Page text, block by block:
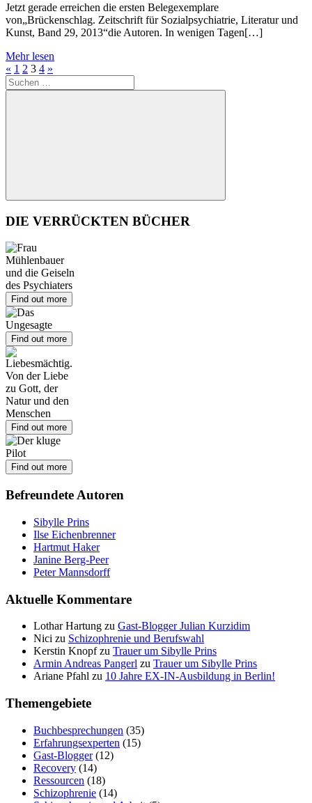
Jetzt gerade erreichen die ersten Belegexemplare
von„Brückenschlag. Zeitschrift für Sozialpsychiatrie, Literatur und
Kunst, Band 29, 2013“die Autoren. In wenigen Tagen[…]
Mehr lesen
Seitennummerierung
der
« Vorherige
Beiträge
1 2 3 4 Nächste
»
Suchen
nach:
Suchen
DIE VERRÜCKTEN BÜCHER
Find out more
Find out more
Find out more
Find out more
Befreundete Autoren
Sibylle Prins
Ilse Eichenbrenner
Hartmut Haker
Janine Berg-Peer
Peter Mannsdorff
Aktuelle Kommentare
Lothar Hartung zu Gast-Blogger Julian Kurzidim
Nici zu Schizophrenie und Berufswahl
Kerstin Knopfzu Trauer um Sibylle Prins
Armin Andreas Pangerl zu Trauer um Sibylle Prins
Ariane Pfahl zu 10 Jahre EX-IN-Ausbildung in Berlin!
Themengebiete
Buchbesprechungen (35)
Erfahrungsexperten (15)
Gast-Blogger(12)
Recovery (14)
Ressourcen (18)
Schizophrenie (14)